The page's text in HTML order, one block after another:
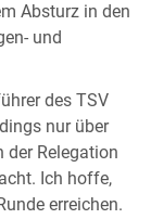
Absturz in den
und
des TSV
nur über
der Relegation
Ich hoffe,
erreichen.